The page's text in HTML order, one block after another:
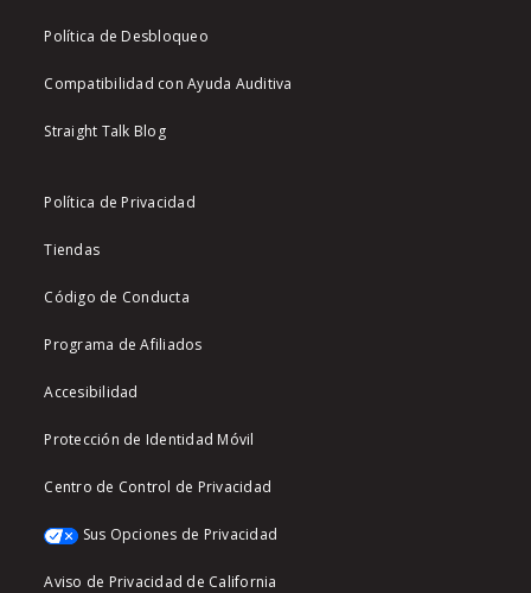
Política de Desbloqueo
Compatibilidad con Ayuda Auditiva
Straight Talk Blog
Política de Privacidad
Tiendas
Código de Conducta
Programa de Afiliados
Accesibilidad
Protección de Identidad Móvil
Centro de Control de Privacidad
Sus Opciones de Privacidad
Aviso de Privacidad de California